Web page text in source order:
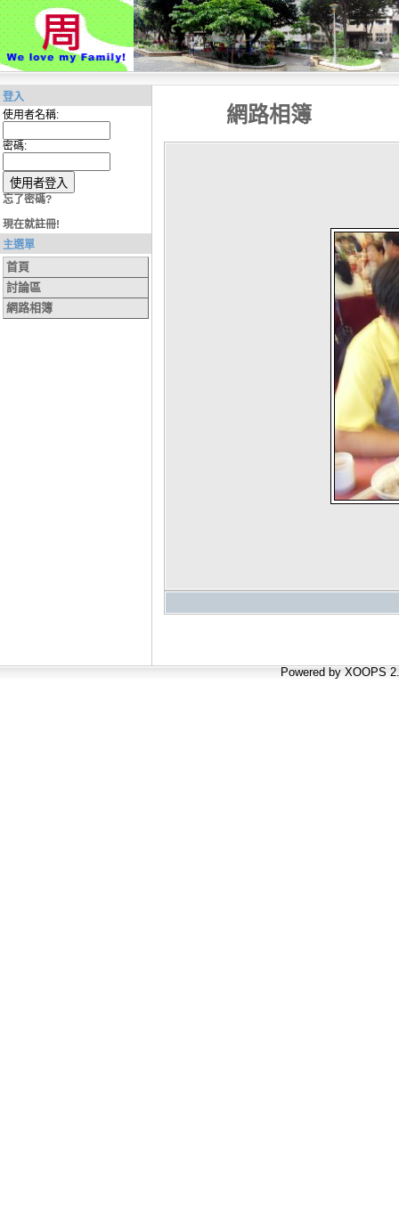
登入
使用者名稱:
密碼:
忘了密碼?
現在就註冊!
主選單
首頁
討論區
網路相簿
網路相簿
Powered by XOOPS